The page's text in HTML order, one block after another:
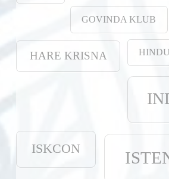
GOVINDA KLUB
HARE KRISNA HINDU
ISKCON